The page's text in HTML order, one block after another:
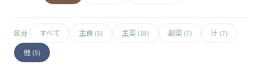
区分 すべて 主食 (5) 主菜 (18) 副菜 (7) 汁 (7)
他 (5)